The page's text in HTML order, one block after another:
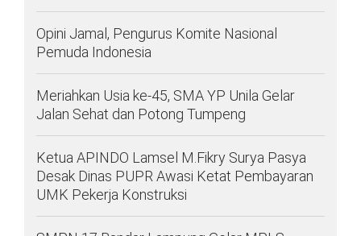
Opini Jamal, Pengurus Komite Nasional
Pemuda Indonesia
Meriahkan Usia ke-45, SMA YP Unila Gelar
Jalan Sehat dan Potong Tumpeng
Ketua APINDO Lamsel M.Fikry Surya Pasya
Desak Dinas PUPR Awasi Ketat Pembayaran
UMK Pekerja Konstruksi